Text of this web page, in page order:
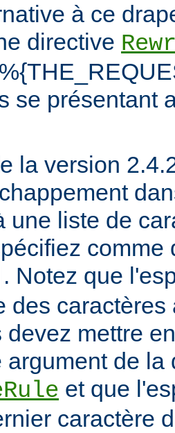
à ce
directive
se présentant
la version
une liste de
comme
. Notez que
des caractères
devez mettre
argument de la
et que
caractère